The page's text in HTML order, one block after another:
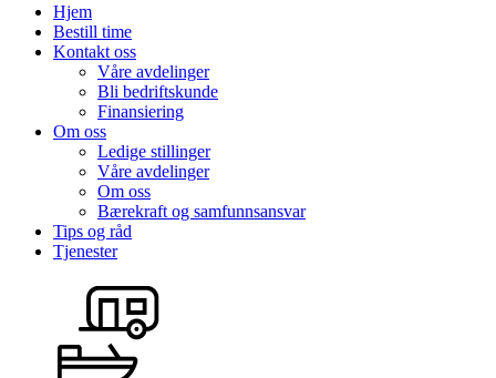
Hjem
Bestill time
Kontakt oss
Våre avdelinger
Bli bedriftskunde
Finansiering
Om oss
Ledige stillinger
Våre avdelinger
Om oss
Bærekraft og samfunnsansvar
Tips og råd
Tjenester